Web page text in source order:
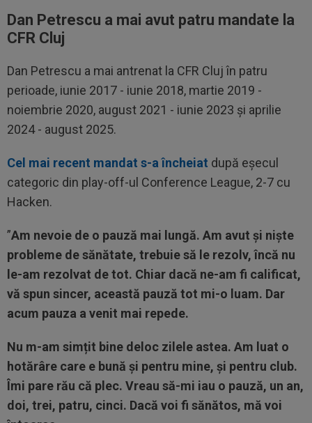
Dan Petrescu a mai avut patru mandate la
CFR Cluj
Dan Petrescu a mai antrenat la CFR Cluj în patru
perioade, iunie 2017 - iunie 2018, martie 2019 -
noiembrie 2020, august 2021 - iunie 2023 și aprilie
2024 - august 2025.
Cel mai recent mandat s-a încheiat după eșecul
categoric din play-off-ul Conference League, 2-7 cu
Hacken.
”Am nevoie de o pauză mai lungă. Am avut și niște
probleme de sănătate, trebuie să le rezolv, încă nu
le-am rezolvat de tot. Chiar dacă ne-am fi calificat,
vă spun sincer, această pauză tot mi-o luam. Dar
acum pauza a venit mai repede.
Nu m-am simțit bine deloc zilele astea. Am luat o
hotărâre care e bună și pentru mine, și pentru club.
Îmi pare rău că plec. Vreau să-mi iau o pauză, un an,
doi, trei, patru, cinci. Dacă voi fi sănătos, mă voi